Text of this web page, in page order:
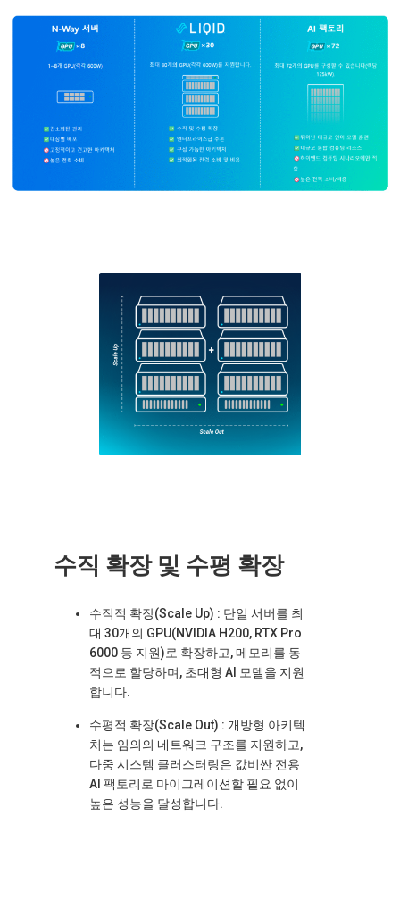
수직 확장 및 수평 확장
수직적 확장(Scale Up) : 단일 서버를 최
대 30개의 GPU(NVIDIA H200, RTX Pro
6000 등 지원)로 확장하고, 메모리를 동
적으로 할당하며, 초대형 AI 모델을 지원
합니다.
수평적 확장(Scale Out) : 개방형 아키텍
처는 임의의 네트워크 구조를 지원하고,
다중 시스템 클러스터링은 값비싼 전용
AI 팩토리로 마이그레이션할 필요 없이
높은 성능을 달성합니다.